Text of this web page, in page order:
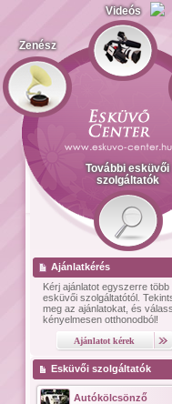
Zenész
Videós
További esküvői
szolgáltatók
Ajánlatkérés
Kérj ajánlatot egyszerre több
esküvői szolgáltatótól.
meg az ajánlatokat, és
kényelmesen otthonodból!
Esküvői szolgáltatók
Autókölcsönző